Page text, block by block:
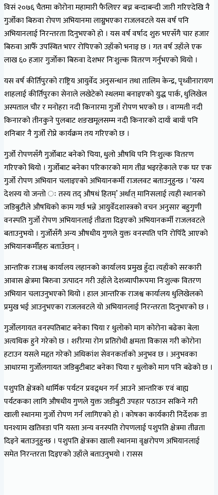
विसं २०७६ चैतमा कोरोना महामारी फैलिएर बच्न बन्दाबन्दी जारी गरिएदेखि नै
गुर्जोका बिरुवा रोपण अभियानमा लाग्नुभएका राजलवटले यस वर्ष पनि
अभियानलाई निरन्तरता दिनुभएको हो । यस वर्ष वर्षाद शुरु भएसँगै चार हजार
बिरुवा आफैँ उपस्थित भएर रोपिएको उहाँको भनाइ छ । गत वर्ष उहाँले एक
लाख ६० हजार गुर्जोका बिरुवा देशभर निःशुल्क वितरण गर्नुभएको थियो ।
यस वर्ष कीर्तिपुरको राष्ट्रिय आयुर्वेद अनुसन्धान तथा तालिम केन्द्र, पृथ्वीनारायण
शाहलाई कीर्तिपुरका सेनाले लखेटेको स्थलमा बनाइएको युद्ध पार्क, धुलिखेल
अस्पताल चौर र मनोहरा नदी किनारमा गुर्जो रोपण भएको छ । वाग्मती नदी
किनारको तीनकुने पुलबाट शङखमूलसम्म नदी किनारको दायाँ बायाँ पनि
शनिबार नै गुर्जो रोप्ने कार्यक्रम तय गरिएको छ ।
गुर्जो रोपणसँगै गुर्जोबाट बनेको चिया, धुलो औषधि पनि निःशुल्क वितरण
गरिएको थियो । गुर्जोबाट बनेका परिकारको माग तीव्र भइरहेकाले एक घर एक
गुर्जो रोपण अभियान चलाइएको अभियानकर्मी राजलवट बताउनुहुन्छ । ‘यस्य
देशस्य यो जन्तो ः तस्य तद् औषधं हितम्’ अर्थात् मानिसलाई त्यही स्थानको
जडिबुटीले औषधिको काम गर्छ भन्ने आयुर्वेदशास्त्रको वचन अनुसार बहुगुणी
वनस्पति गुर्जो रोपण अभियानलाई तीव्रता दिइएको अभियानकर्मी राजलवटले
बताउनुभयो । गुर्जोसँगै अन्य औषधीय गुणले युक्त वनस्पति पनि रोपिँदै आएको
अभियानकर्मीहरु बताउँछन् ।
आन्तरिक राजश्व कार्यालय लहानको कार्यालय प्रमुख हुँदा त्यहाँको सरकारी
आवास क्षेत्रमा बिरुवा उत्पादन गरी उहाँले देशव्यापीरूपमा निःशुल्क वितरण
अभियान चलाउनुभएको थियो । हाल आन्तरिक राजश्व कार्यालय धुलिखेलको
प्रमुख भई आउनुभएका राजलवटले यो अभियानलाई निरन्तरता दिनुभएको छ ।
गुर्जोलगायत वनस्पतिबाट बनेका चिया र धुलोको माग कोरोना बढेका बेला
अत्यधिक हुने गरेको छ । शरीरमा रोग प्रतिरोधी क्षमता विकास गरी कोरोना
हटाउन यसले मद्दत गरेको अधिकांश सेवनकर्ताको अनुभव छ । अनुभवका
आधारमा गुर्जोलगायत जडिबुटीबाट बनेका चिया र धुलोको माग पनि बढेको छ ।
पशुपति क्षेत्रको धार्मिक पर्यटन प्रवद्र्धन गर्न आउने आन्तरिक एवं बाह्य
पर्यटकका लागि औषधीय गुणले युक्त जडीबुटी उपहार पठाउन सकिने गरी
खाली स्थानमा गुर्जो रोपण गर्न लागिएको हो । कोषका कार्यकारी निर्देशक डा
घनश्याम खतिवडा पनि यस्ता अन्य वनस्पति रोपणलाई पशुपति क्षेत्रमा तीव्रता
दिइने बताउनुहुन्छ । पशुपति क्षेत्रका खाली स्थानमा वृक्षरोपण अभियानलाई
समेत निरन्तरता दिइएको उहाँले बताउनुभयो । रासस